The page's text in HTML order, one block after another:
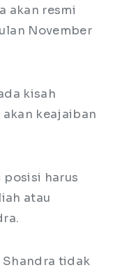
akan resmi
November
kisah
keajaiban
posisi harus
atau
Shandra tidak